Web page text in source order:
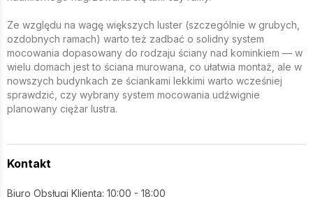
Ze względu na wagę większych luster (szczególnie w grubych,
ozdobnych ramach) warto też zadbać o solidny system
mocowania dopasowany do rodzaju ściany nad kominkiem — w
wielu domach jest to ściana murowana, co ułatwia montaż, ale w
nowszych budynkach ze ściankami lekkimi warto wcześniej
sprawdzić, czy wybrany system mocowania udźwignie
planowany ciężar lustra.
Kontakt
Biuro Obsługi Klienta: 10:00 - 18:00